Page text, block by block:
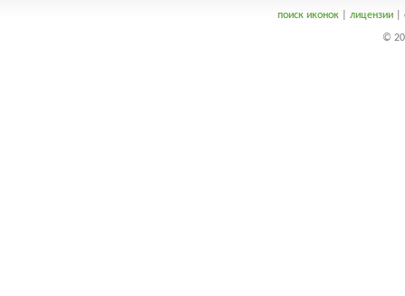
поиск иконок| лицензии|
©